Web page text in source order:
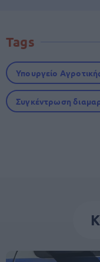
Tags
Υπουργείο
Συγκέντρωση